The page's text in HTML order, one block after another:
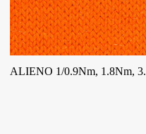
ALIENO 1/0.9Nm, 1.8Nm,